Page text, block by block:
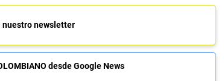
nuestro newsletter
desde Google News